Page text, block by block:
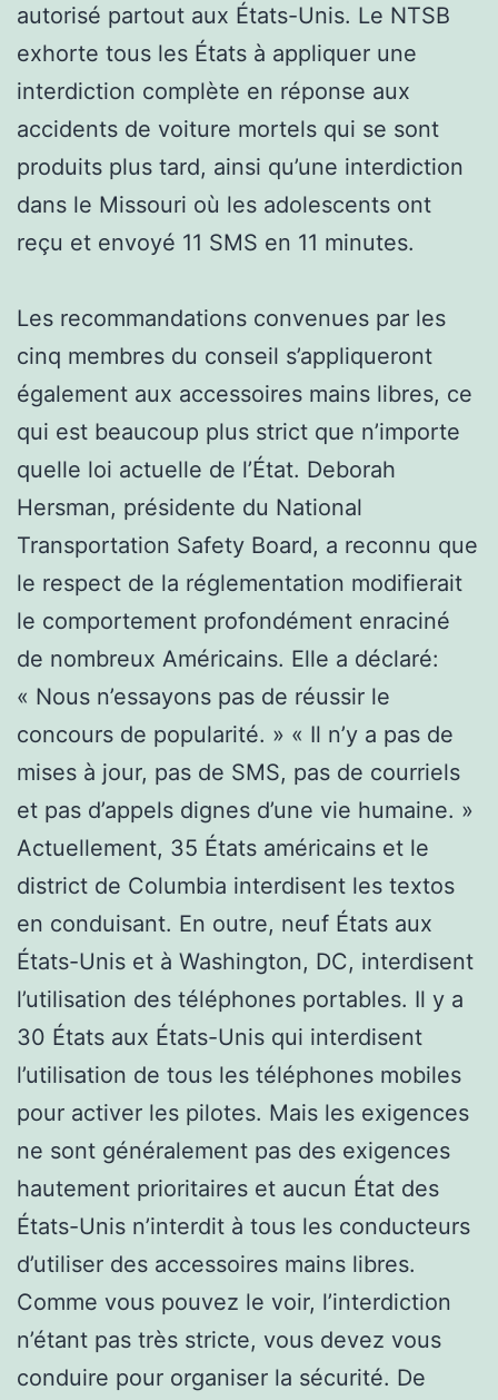
autorisé partout aux États-Unis. Le NTSB
exhorte tous les États à appliquer une
interdiction complète en réponse aux
accidents de voiture mortels qui se sont
produits plus tard, ainsi qu’une interdiction
dans le Missouri où les adolescents ont
reçu et envoyé 11 SMS en 11 minutes.
Les recommandations convenues par les
cinq membres du conseil s’appliqueront
également aux accessoires mains libres, ce
qui est beaucoup plus strict que n’importe
quelle loi actuelle de l’État. Deborah
Hersman, présidente du National
Transportation Safety Board, a reconnu que
le respect de la réglementation modifierait
le comportement profondément enraciné
de nombreux Américains. Elle a déclaré:
« Nous n’essayons pas de réussir le
concours de popularité. » « Il n’y a pas de
mises à jour, pas de SMS, pas de courriels
et pas d’appels dignes d’une vie humaine. »
Actuellement, 35 États américains et le
district de Columbia interdisent les textos
en conduisant. En outre, neuf États aux
États-Unis et à Washington, DC, interdisent
l’utilisation des téléphones portables. Il y a
30 États aux États-Unis qui interdisent
l’utilisation de tous les téléphones mobiles
pour activer les pilotes. Mais les exigences
ne sont généralement pas des exigences
hautement prioritaires et aucun État des
États-Unis n’interdit à tous les conducteurs
d’utiliser des accessoires mains libres.
Comme vous pouvez le voir, l’interdiction
n’étant pas très stricte, vous devez vous
conduire pour organiser la sécurité. De